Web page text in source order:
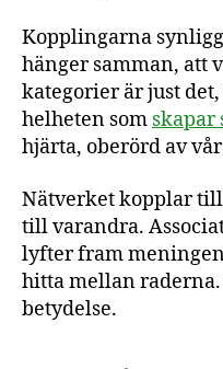
Kopplingarna
hänger samman, att
kategorier är just det,
helheten som skapar
hjärta, oberörd av
Nätverket kopplar
till varandra.
lyfter fram
hitta mellan
betydelse.